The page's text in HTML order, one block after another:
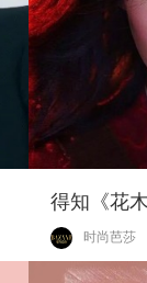
时尚芭莎